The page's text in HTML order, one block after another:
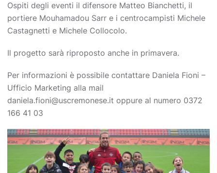
Ospiti degli eventi il difensore Matteo Bianchetti, il
portiere Mouhamadou Sarr e i centrocampisti Michele
Castagnetti e Michele Collocolo.
Il progetto sarà riproposto anche in primavera.
Per informazioni è possibile contattare Daniela Fioni –
Ufficio Marketing alla mail
daniela.fioni@uscremonese.it oppure al numero 0372
166 41 03